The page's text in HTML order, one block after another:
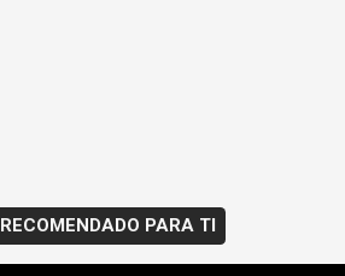
RECOMENDADO PARA TI